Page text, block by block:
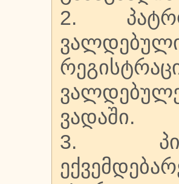
2.
ვადაში.
3.